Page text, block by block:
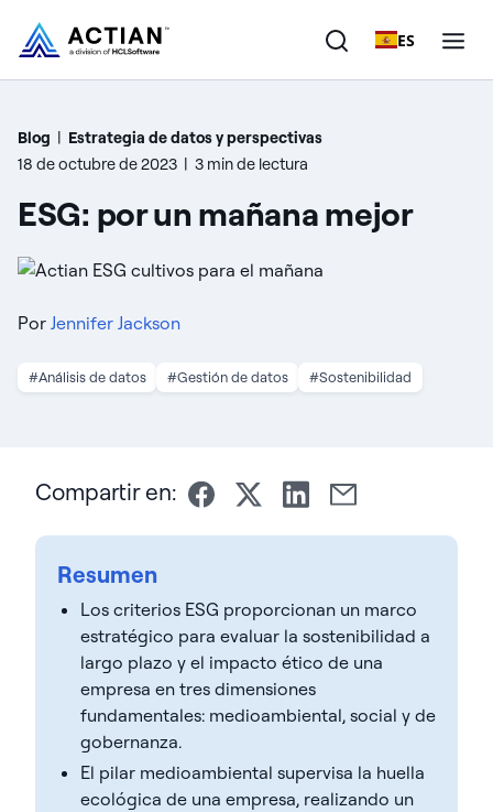
ES
Productos
Blog | Estrategia de datos y perspectivas
18 de octubre de 2023 | 3 min de lectura
ESG: por un mañana mejor
Por Jennifer Jackson
#Análisis de datos #Gestión de datos #Sostenibilidad
Compartir en:
Resumen
Los criterios ESG proporcionan un marco
estratégico para evaluar la sostenibilidad a
largo plazo y el impacto ético de una
empresa en tres dimensiones
fundamentales: medioambiental, social y de
gobernanza.
El pilar medioambiental supervisa la huella
ecológica de una empresa, realizando un